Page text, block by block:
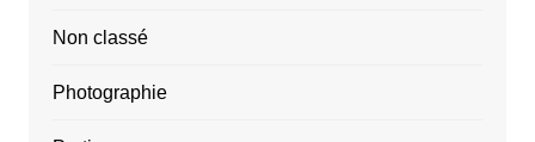
Non classé
Photographie